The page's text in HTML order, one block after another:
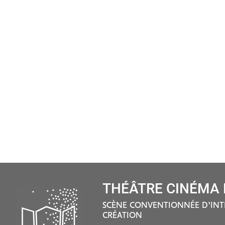
THÉÂTRE CINÉMA
SCÈNE CONVENTIONNÉE
CRÉATION